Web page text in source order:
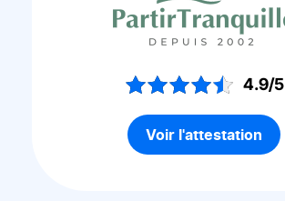
4.9/5
Voir l'attestation